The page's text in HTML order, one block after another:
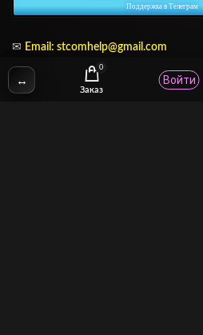
Поддержка в Телеграм
✉ Email: stcomhelp@gmail.com
↔
0
Заказ
Войти